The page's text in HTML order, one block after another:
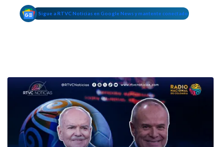
Sigue a RTVC Noticias en Google News y mantente conectado